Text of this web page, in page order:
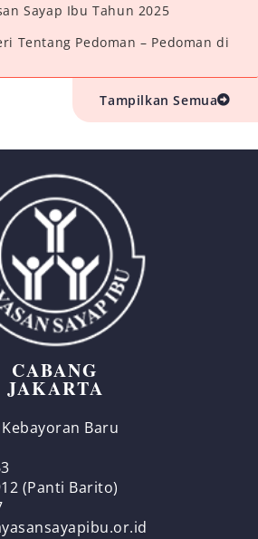
Sayap Ibu Tahun 2025
Tentang Pedoman – Pedoman di
Tampilkan Semua
CABANG
JAKARTA
Baru
(Panti Barito)